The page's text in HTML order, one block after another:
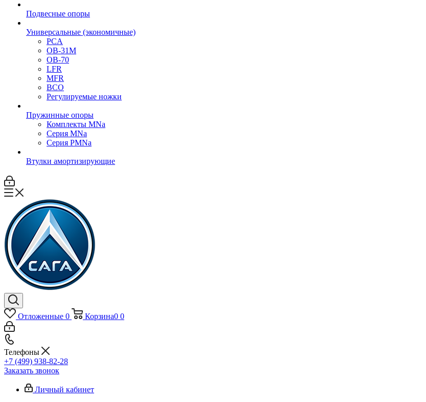
Подвесные опоры
Универсальные (экономичные)
PCA
ОВ-31М
OB-70
LFR
MFR
ВСО
Регулируемые ножки
Пружинные опоры
Комплекты MNa
Серия MNa
Серия PMNa
Втулки амортизирующие
Отложенные 0 Корзина0 0
Телефоны
+7 (499) 938-82-28
Заказать звонок
Личный кабинет